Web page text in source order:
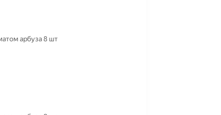
арбуза 8 шт